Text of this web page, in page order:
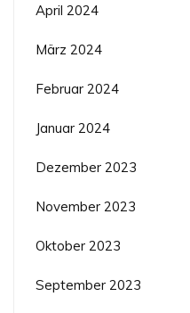
April 2024
März 2024
Februar 2024
Januar 2024
Dezember 2023
November 2023
Oktober 2023
September 2023